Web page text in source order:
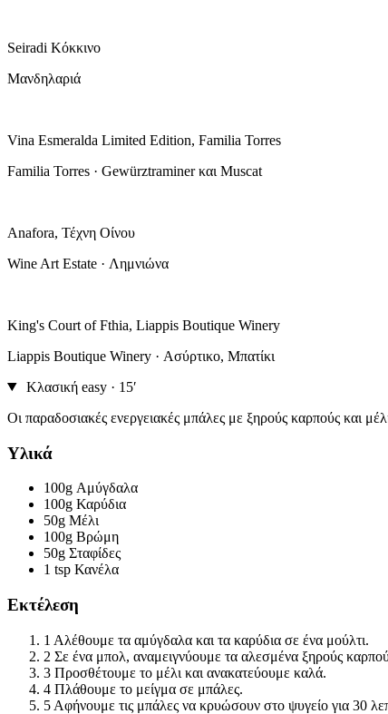
Seiradi Κόκκινο
Μανδηλαριά
Vina Esmeralda Limited Edition, Familia Torres
Familia Torres · Gewürztraminer και Muscat
Anafora, Τέχνη Οίνου
Wine Art Estate · Λημνιώνα
King's Court of Fthia, Liappis Boutique Winery
Liappis Boutique Winery · Ασύρτικο, Μπατίκι
Κλασική easy · 15′
Οι παραδοσιακές ενεργειακές μπάλες με ξηρούς καρπούς και
Υλικά
100g Αμύγδαλα
100g Καρύδια
50g Μέλι
100g Βρώμη
50g Σταφίδες
1 tsp Κανέλα
Εκτέλεση
1 Αλέθουμε τα αμύγδαλα και τα καρύδια σε ένα μούλτι.
2 Σε ένα μπολ, αναμειγνύουμε τα αλεσμένα ξηρούς
3 Προσθέτουμε το μέλι και ανακατεύουμε καλά.
4 Πλάθουμε το μείγμα σε μπάλες.
5 Αφήνουμε τις μπάλες να κρυώσουν στο ψυγείο για 30